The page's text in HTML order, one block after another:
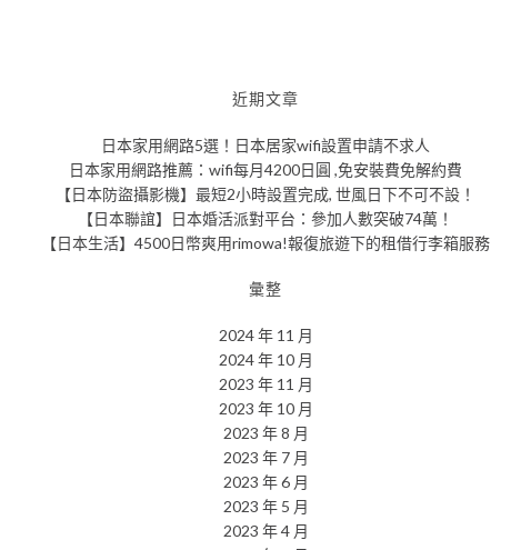
近期文章
日本家用網路5選！日本居家wifi設置申請不求人
日本家用網路推薦：wifi每月4200日圓 ,免安裝費免解約費
【日本防盜攝影機】最短2小時設置完成, 世風日下不可不設！
【日本聯誼】日本婚活派對平台：參加人數突破74萬！
【日本生活】4500日幣爽用rimowa!報復旅遊下的租借行李箱服務
彙整
2024 年 11 月
2024 年 10 月
2023 年 11 月
2023 年 10 月
2023 年 8 月
2023 年 7 月
2023 年 6 月
2023 年 5 月
2023 年 4 月